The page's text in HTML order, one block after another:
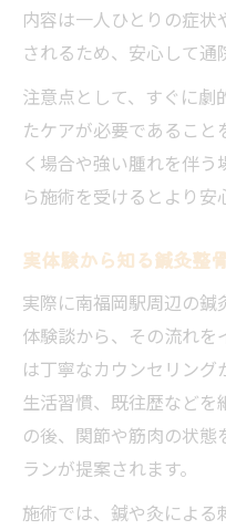
内容は一人ひとりの症
されるため、安心して通
注意点として、すぐに劇
たケアが必要であること
く場合や強い腫れを伴
ら施術を受けるとより安
実体験から知る鍼灸整
実際に南福岡駅周辺の
体験談から、その流れを
は丁寧なカウンセリング
生活習慣、既往歴などを
の後、関節や筋肉の状
ランが提案されます。
施術では、鍼や灸による